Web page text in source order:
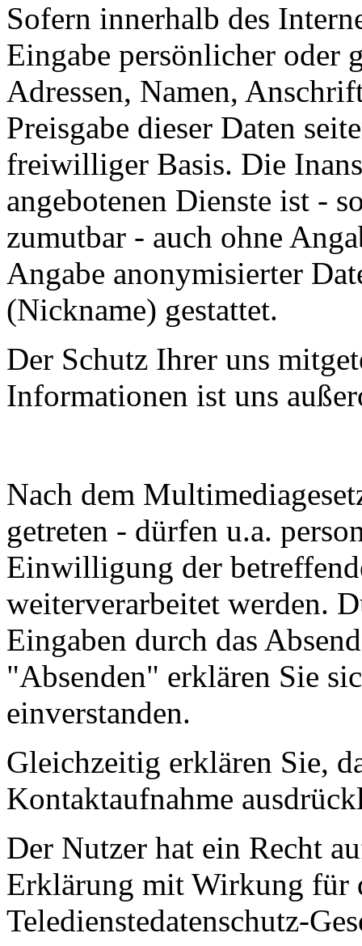
Sofern innerhalb des
Eingabe persönlicher oder
Adressen, Namen,
Preisgabe dieser Daten
freiwilliger Basis. Die
angebotenen Dienste ist -
zumutbar - auch ohne
Angabe anonymisierter
(Nickname) gestattet.
Der Schutz Ihrer uns
Informationen ist uns
Nach dem
getreten - dürfen u.a.
Einwilligung der
weiterverarbeitet werden.
Eingaben durch das
"Absenden" erklären Sie
einverstanden.
Gleichzeitig erklären Sie,
Kontaktaufnahme
Der Nutzer hat ein Recht
Erklärung mit Wirkung für
Teledienstedatenschutz-